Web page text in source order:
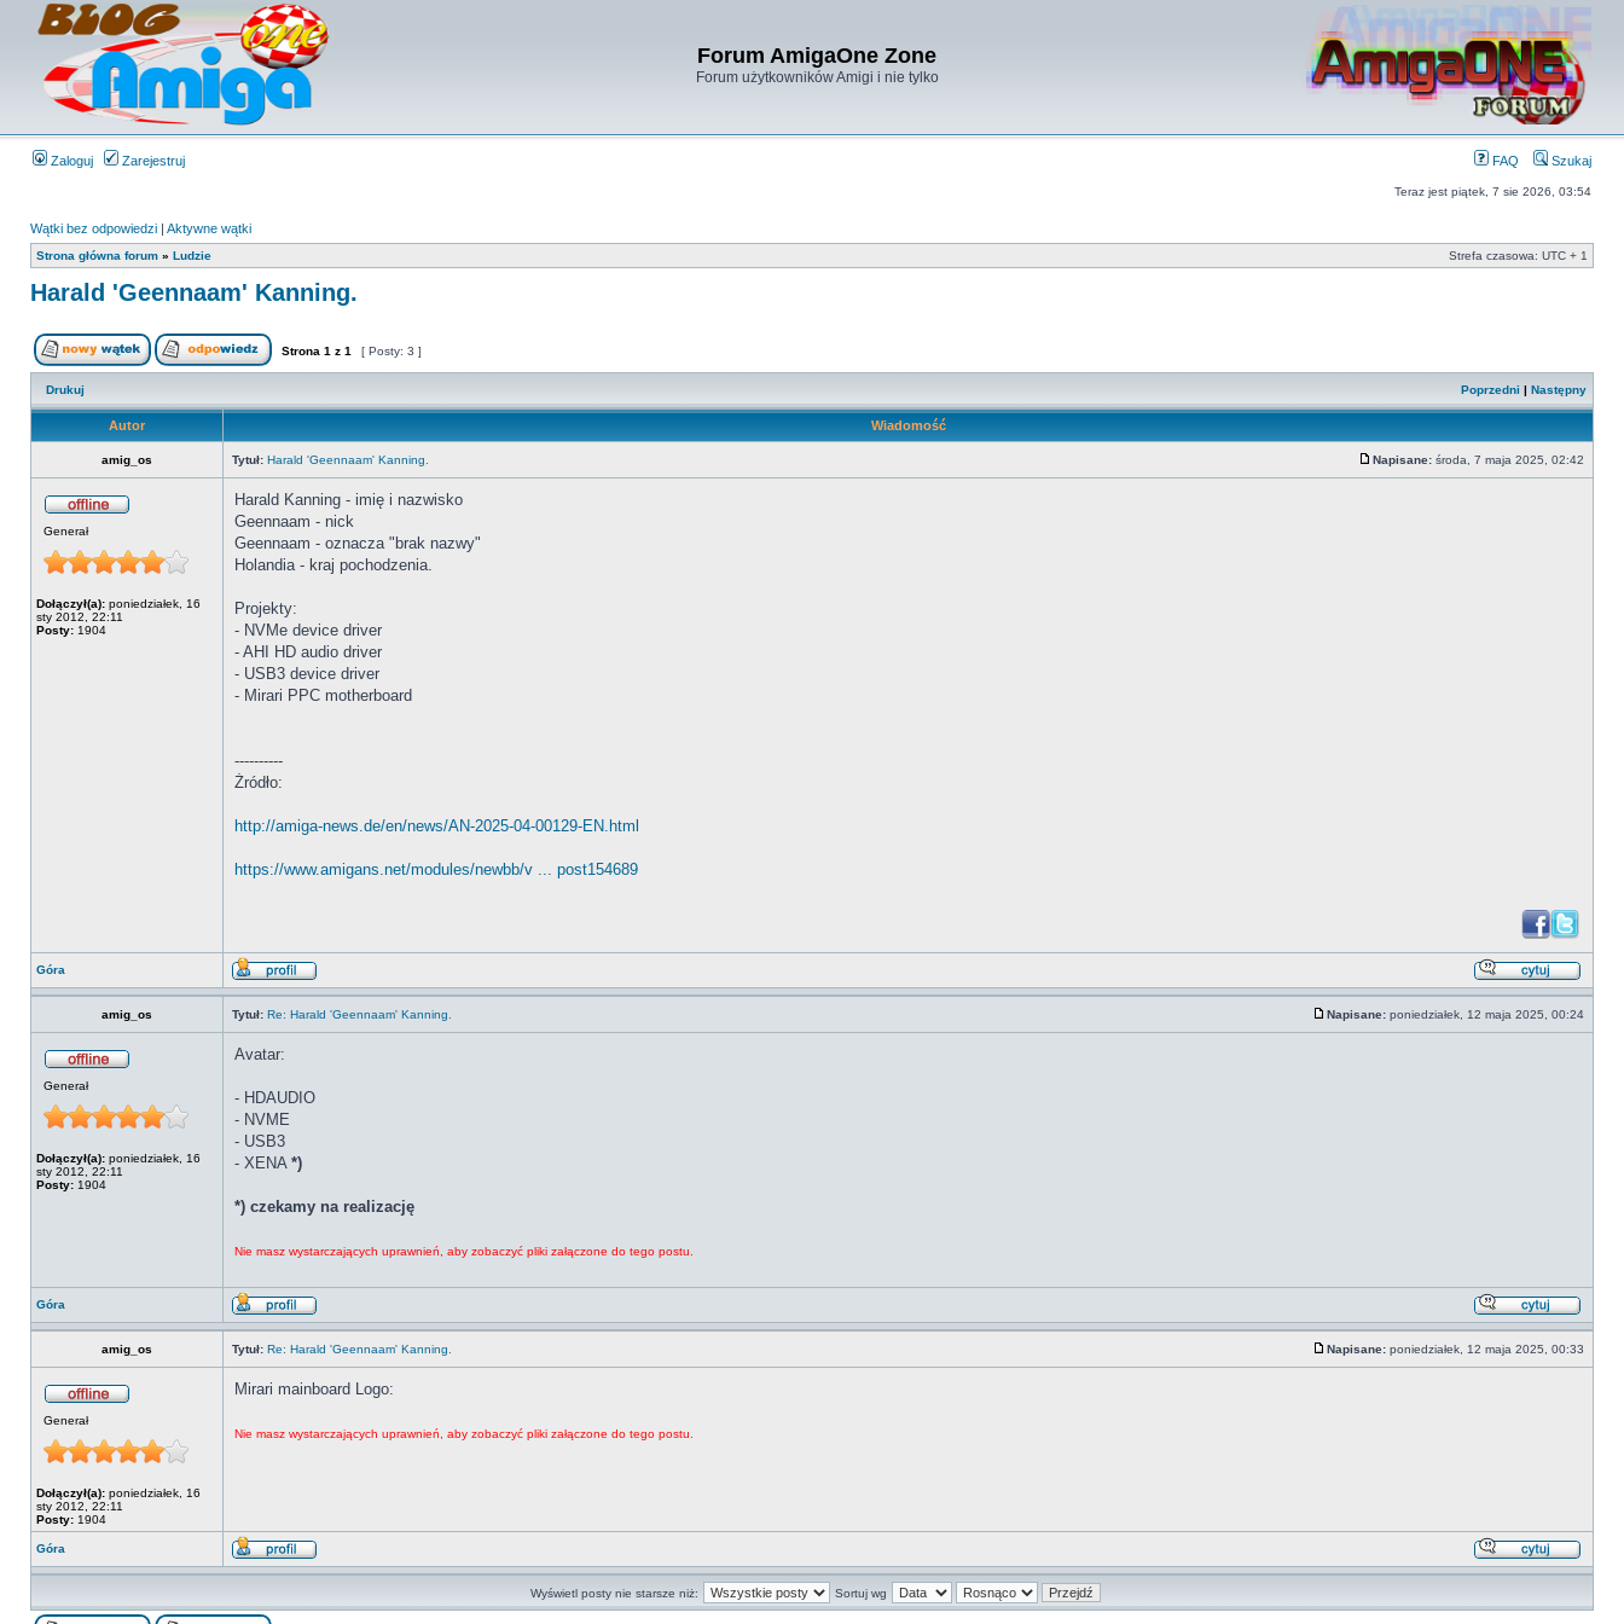
Forum AmigaOne Zone
Forum użytkowników Amigi i nie tylko
Zaloguj Zarejestruj FAQ Szukaj
Teraz jest piątek, 7 sie 2026, 03:54
Wątki bez odpowiedzi | Aktywne wątki
Strona główna forum » Ludzie Strefa czasowa: UTC + 1
Harald 'Geennaam' Kanning.
Strona 1 z 1 [ Posty: 3 ]
Drukuj Poprzedni | Następny
Autor Wiadomość
amig_os Tytuł: Harald 'Geennaam' Kanning. Napisane: środa, 7 maja 2025, 02:42
Generał
Dołączył(a): poniedziałek, 16
sty 2012, 22:11
Posty: 1904
Harald Kanning - imię i nazwisko
Geennaam - nick
Geennaam - oznacza "brak nazwy"
Holandia - kraj pochodzenia.
Projekty:
- NVMe device driver
- AHI HD audio driver
- USB3 device driver
- Mirari PPC motherboard
----------
Żródło:
http://amiga-news.de/en/news/AN-2025-04-00129-EN.html
https://www.amigans.net/modules/newbb/v ... post154689
Góra
amig_os Tytuł: Re: Harald 'Geennaam' Kanning. Napisane: poniedziałek, 12 maja 2025, 00:24
Generał
Dołączył(a): poniedziałek, 16
sty 2012, 22:11
Posty: 1904
Avatar:
- HDAUDIO
- NVME
- USB3
- XENA *)
*) czekamy na realizację
Nie masz wystarczających uprawnień, aby zobaczyć pliki załączone do tego postu.
Góra
amig_os Tytuł: Re: Harald 'Geennaam' Kanning. Napisane: poniedziałek, 12 maja 2025, 00:33
Generał
Dołączył(a): poniedziałek, 16
sty 2012, 22:11
Posty: 1904
Mirari mainboard Logo:
Nie masz wystarczających uprawnień, aby zobaczyć pliki załączone do tego postu.
Góra
Wyświetl posty nie starsze niż: Sortuj wg